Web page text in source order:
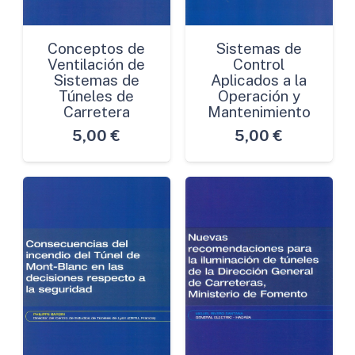
Conceptos de
Ventilación de
Sistemas de
Túneles de
Carretera
5,00 €
Sistemas de
Control
Aplicados a la
Operación y
Mantenimiento
5,00 €